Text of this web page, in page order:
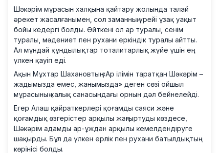
Шәкәрім мұрасын халқына қайтару жолында талай
әрекет жасалғанымен, сол заманның үрейі ұзақ уақыт
бойы кедергі болды. Өйткені ол ар туралы, сенім
туралы, мәдениет пен рухани еркіндік туралы айтты.
Ал мұндай құндылықтар тоталитарлық жүйе үшін ең
үлкен қауіп еді.
Ақын Мұхтар Шахановтың «Ар ілімін таратқан Шәкәрім –
жадымызда емес, жанымызда» деген сөзі ойшыл
мұрасының халық санасындағы орнын дәл бейнелейді.
Егер Алаш қайраткерлері қоғамды саяси және
қоғамдық өзгерістер арқылы жаңғыртуды көздесе,
Шәкәрім адамды ар-ұждан арқылы кемелдендіруге
шақырды. Бұл да үлкен ерлік пен рухани батылдықтың
көрінісі болды.